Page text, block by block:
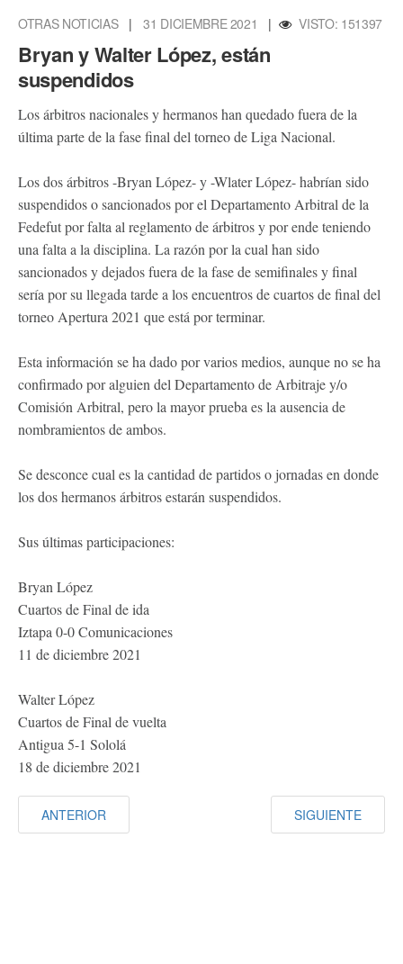
OTRAS NOTICIAS | 31 DICIEMBRE 2021 | VISTO: 151397
Bryan y Walter López, están
suspendidos
Los árbitros nacionales y hermanos han quedado fuera de la
última parte de la fase final del torneo de Liga Nacional.
Los dos árbitros -Bryan López- y -Wlater López- habrían sido
suspendidos o sancionados por el Departamento Arbitral de la
Fedefut por falta al reglamento de árbitros y por ende teniendo
una falta a la disciplina. La razón por la cual han sido
sancionados y dejados fuera de la fase de semifinales y final
sería por su llegada tarde a los encuentros de cuartos de final del
torneo Apertura 2021 que está por terminar.
Esta información se ha dado por varios medios, aunque no se ha
confirmado por alguien del Departamento de Arbitraje y/o
Comisión Arbitral, pero la mayor prueba es la ausencia de
nombramientos de ambos.
Se desconce cual es la cantidad de partidos o jornadas en donde
los dos hermanos árbitros estarán suspendidos.
Sus últimas participaciones:
Bryan López
Cuartos de Final de ida
Iztapa 0-0 Comunicaciones
11 de diciembre 2021
Walter López
Cuartos de Final de vuelta
Antigua 5-1 Sololá
18 de diciembre 2021
ANTERIOR SIGUIENTE